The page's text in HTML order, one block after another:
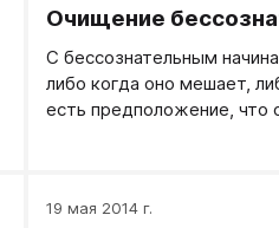
психологическому
чувствительности ко
влияниям.
Очищение
С бессознательным
либо когда оно мешает,
есть предположение, что
19 мая 2014 г.